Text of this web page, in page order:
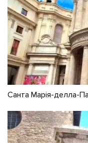
Санта Марія-делла-